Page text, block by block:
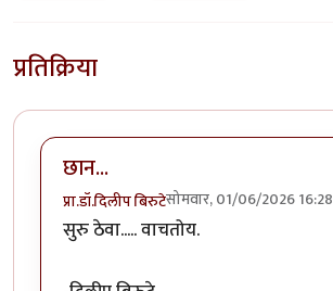
प्रतिक्रिया
छान...
प्रा.डॉ.दिलीप बिरुटेसोमवार, 01/06/2026 16:28
सुरु ठेवा..... वाचतोय.